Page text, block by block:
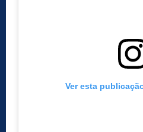
Ver esta